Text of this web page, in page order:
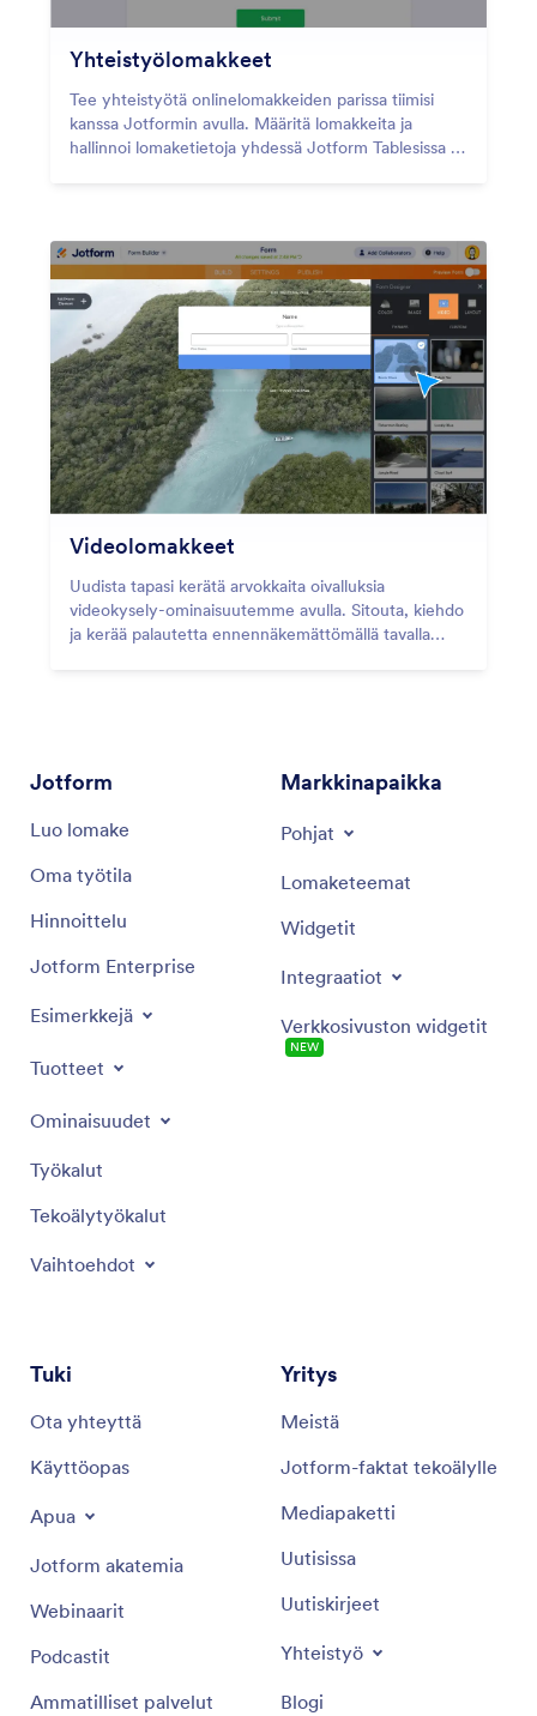
Yhteistyölomakkeet
Tee yhteistyötä onlinelomakkeiden parissa tiimisi
kanssa Jotformin avulla. Määritä lomakkeita ja
hallinnoi lomaketietoja yhdessä Jotform Tablesissa ja
Videolomakkeet
Uudista tapasi kerätä arvokkaita oivalluksia
videokysely-ominaisuutemme avulla. Sitouta, kiehdo
ja kerää palautetta ennennäkemättömällä tavalla
Jotform
Luo lomake
Oma työtila
Hinnoittelu
Jotform Enterprise
Esimerkkejä
Tuotteet
Ominaisuudet
Työkalut
Tekoälytyökalut
Vaihtoehdot
Markkinapaikka
Pohjat
Lomaketeemat
Widgetit
Integraatiot
Verkkosivuston widgetit
NEW
Tuki
Ota yhteyttä
Käyttöopas
Apua
Jotform akatemia
Webinaarit
Podcastit
Ammatilliset palvelut
Yritys
Meistä
Jotform-faktat tekoälylle
Mediapaketti
Uutisissa
Uutiskirjeet
Yhteistyö
Blogi